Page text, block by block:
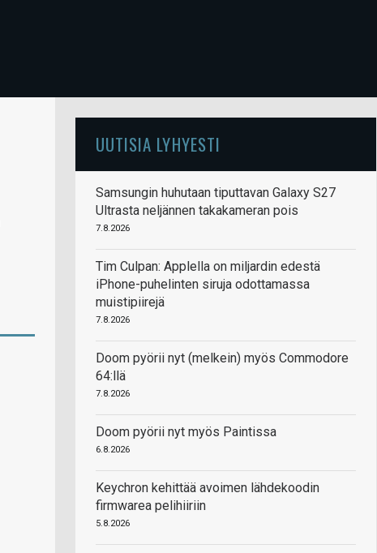
UUTISIA LYHYESTI
Samsungin huhutaan tiputtavan Galaxy S27
Ultrasta neljännen takakameran pois
7.8.2026
Tim Culpan: Applella on miljardin edestä
iPhone-puhelinten siruja odottamassa
muistipiirejä
7.8.2026
Doom pyörii nyt (melkein) myös Commodore
64:llä
7.8.2026
Doom pyörii nyt myös Paintissa
6.8.2026
Keychron kehittää avoimen lähdekoodin
firmwarea pelihiiriin
5.8.2026